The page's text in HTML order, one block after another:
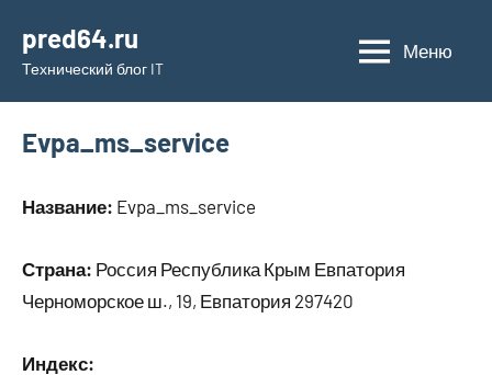
содержимому
pred64.ru
Технический блог IT
Меню
Evpa_ms_service
Название: Evpa_ms_service
Страна: Россия Республика Крым Евпатория
Черноморское ш., 19, Евпатория 297420
Индекс: